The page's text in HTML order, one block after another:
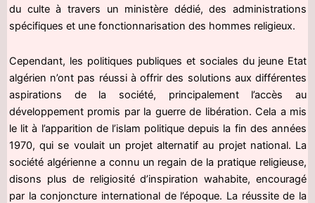
du culte à travers un ministère dédié, des administrations
spécifiques et une fonctionnarisation des hommes religieux.
Cependant, les politiques publiques et sociales du jeune Etat
algérien n’ont pas réussi à offrir des solutions aux différentes
aspirations de la société, principalement l’accès au
développement promis par la guerre de libération. Cela a mis
le lit à l’apparition de l’islam politique depuis la fin des années
1970, qui se voulait un projet alternatif au projet national. La
société algérienne a connu un regain de la pratique religieuse,
disons plus de religiosité d’inspiration wahabite, encouragé
par la conjoncture international de l’époque. La réussite de la